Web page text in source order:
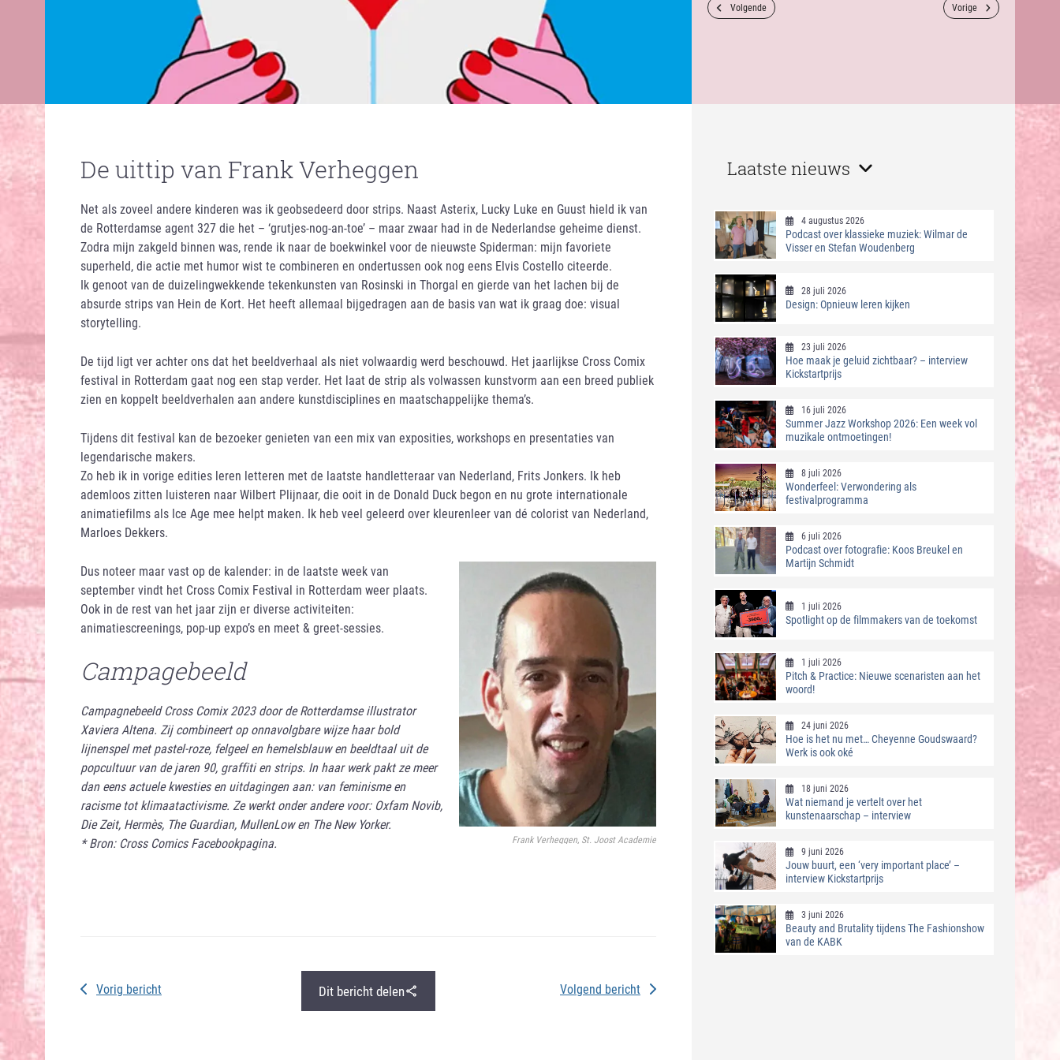
Volgende Vorige
De uittip van Frank Verheggen
Net als zoveel andere kinderen was ik geobsedeerd door strips. Naast Asterix, Lucky Luke en Guust hield ik van
de Rotterdamse agent 327 die het – ‘grutjes-nog-an-toe’ – maar zwaar had in de Nederlandse geheime dienst.
Zodra mijn zakgeld binnen was, rende ik naar de boekwinkel voor de nieuwste Spiderman: mijn favoriete
superheld, die actie met humor wist te combineren en ondertussen ook nog eens Elvis Costello citeerde.
Ik genoot van de duizelingwekkende tekenkunsten van Rosinski in Thorgal en gierde van het lachen bij de
absurde strips van Hein de Kort. Het heeft allemaal bijgedragen aan de basis van wat ik graag doe: visual
storytelling.
De tijd ligt ver achter ons dat het beeldverhaal als niet volwaardig werd beschouwd. Het jaarlijkse Cross Comix
festival in Rotterdam gaat nog een stap verder. Het laat de strip als volwassen kunstvorm aan een breed publiek
zien en koppelt beeldverhalen aan andere kunstdisciplines en maatschappelijke thema’s.
Tijdens dit festival kan de bezoeker genieten van een mix van exposities, workshops en presentaties van
legendarische makers.
Zo heb ik in vorige edities leren letteren met de laatste handletteraar van Nederland, Frits Jonkers. Ik heb
ademloos zitten luisteren naar Wilbert Plijnaar, die ooit in de Donald Duck begon en nu grote internationale
animatiefilms als Ice Age mee helpt maken. Ik heb veel geleerd over kleurenleer van dé colorist van Nederland,
Marloes Dekkers.
Frank Verheggen, St. Joost Academie
Dus noteer maar vast op de kalender: in de laatste week van
september vindt het Cross Comix Festival in Rotterdam weer plaats.
Ook in de rest van het jaar zijn er diverse activiteiten:
animatiescreenings, pop-up expo’s en meet & greet-sessies.
Campagebeeld
Campagnebeeld Cross Comix 2023 door de Rotterdamse illustrator
Xaviera Altena. Zij combineert op onnavolgbare wijze haar bold
lijnenspel met pastel-roze, felgeel en hemelsblauw en beeldtaal uit de
popcultuur van de jaren 90, graffiti en strips. In haar werk pakt ze meer
dan eens actuele kwesties en uitdagingen aan: van feminisme en
racisme tot klimaatactivisme. Ze werkt onder andere voor: Oxfam Novib,
Die Zeit, Hermès, The Guardian, MullenLow en The New Yorker.
* Bron: Cross Comics Facebookpagina.
Vorig bericht Volgend bericht
Dit bericht delen
Laatste nieuws
4 augustus 2026
Podcast over klassieke muziek: Wilmar de
Visser en Stefan Woudenberg
28 juli 2026
Design: Opnieuw leren kijken
23 juli 2026
Hoe maak je geluid zichtbaar? – interview
Kickstartprijs
16 juli 2026
Summer Jazz Workshop 2026: Een week vol
muzikale ontmoetingen!
8 juli 2026
Wonderfeel: Verwondering als
festivalprogramma
6 juli 2026
Podcast over fotografie: Koos Breukel en
Martijn Schmidt
1 juli 2026
Spotlight op de filmmakers van de toekomst
1 juli 2026
Pitch & Practice: Nieuwe scenaristen aan het
woord!
24 juni 2026
Hoe is het nu met… Cheyenne Goudswaard?
Werk is ook oké
18 juni 2026
Wat niemand je vertelt over het
kunstenaarschap – interview
9 juni 2026
Jouw buurt, een ‘very important place’ –
interview Kickstartprijs
3 juni 2026
Beauty and Brutality tijdens The Fashionshow
van de KABK